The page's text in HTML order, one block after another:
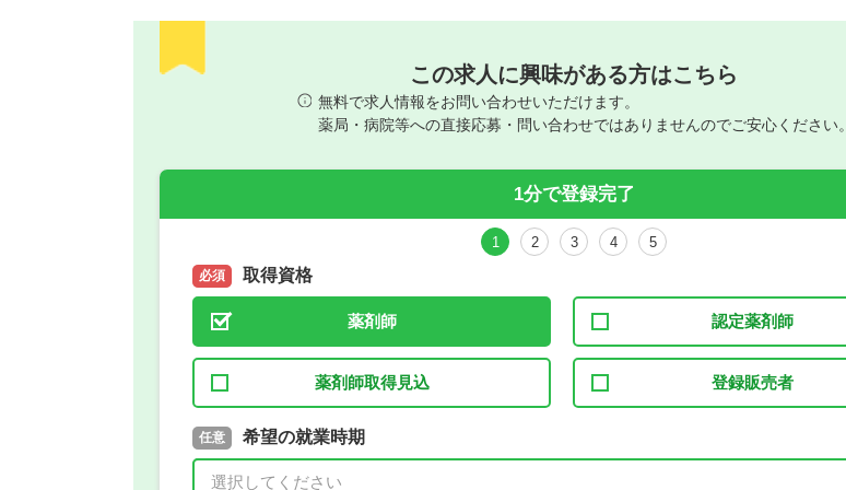
この求人に興味がある方はこちら
無料で求人情報をお問い合わせいただけます。
薬局・病院等への直接応募・問い合わせではありませんのでご安心ください。
1分で登録完了
1 2 3 4 5
必須 取得資格
薬剤師 認定薬剤師
薬剤師取得見込 登録販売者
必須 取得予定年
年 3月
任意 希望の就業時期